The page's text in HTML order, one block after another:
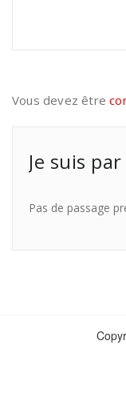
Vous devez être
Je suis
Pas de passage